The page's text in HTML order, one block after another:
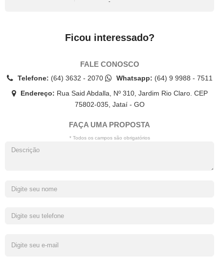
-
Ficou interessado?
FALE CONOSCO
Telefone: (64) 3632 - 2070 Whatsapp: (64) 9 9988 - 7511
Endereço: Rua Said Abdalla, Nº 310, Jardim Rio Claro. CEP
75802-035, Jataí - GO
FAÇA UMA PROPOSTA
* Todos os campos são obrigatórios